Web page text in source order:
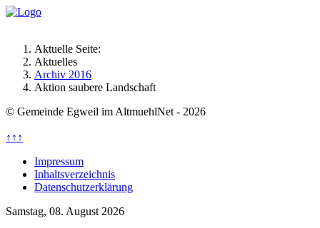
Aktuelle Seite:
Aktuelles
Archiv 2016
Aktion saubere Landschaft
© Gemeinde Egweil im AltmuehlNet - 2026
↑↑↑
Impressum
Inhaltsverzeichnis
Datenschutzerklärung
Samstag, 08. August 2026